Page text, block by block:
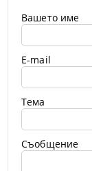
Вашето име
E-mail
Тема
Съобщение